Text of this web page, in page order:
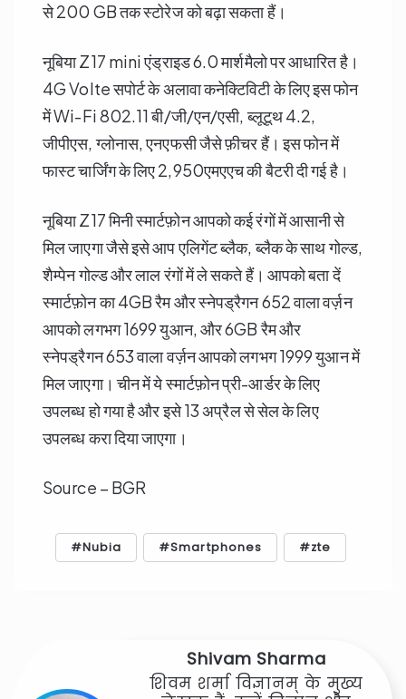
से 200 GB तक स्टोरेज को बढ़ा सकता हैं।
नूबिया Z17 mini एंड्राइड 6.0 मार्शमैलो पर आधारित है।
4G Volte सपोर्ट के अलावा कनेक्टिविटी के लिए इस फोन
में Wi-Fi 802.11 बी/जी/एन/एसी, ब्लूटूथ 4.2,
जीपीएस, ग्लोनास, एनएफसी जैसे फ़ीचर हैं। इस फोन में
फास्ट चार्जिंग के लिए 2,950एमएएच की बैटरी दी गई है।
नूबिया Z17 मिनी स्मार्टफ़ोन आपको कई रंगों में आसानी से
मिल जाएगा जैसे इसे आप एलिगेंट ब्लैक, ब्लैक के साथ गोल्ड,
शैम्पेन गोल्ड और लाल रंगों में ले सकते हैं। आपको बता दें
स्मार्टफ़ोन का 4GB रैम और स्नेपड्रैगन 652 वाला वर्ज़न
आपको लगभग 1699 युआन, और 6GB रैम और
स्नेपड्रैगन 653 वाला वर्ज़न आपको लगभग 1999 युआन में
मिल जाएगा। चीन में ये स्मार्टफ़ोन प्री-आर्डर के लिए
उपलब्ध हो गया है और इसे 13 अप्रैल से सेल के लिए
उपलब्ध करा दिया जाएगा।
Source – BGR
Nubia Smartphones zte
Shivam Sharma
शिवम शर्मा विज्ञानम् के मुख्य